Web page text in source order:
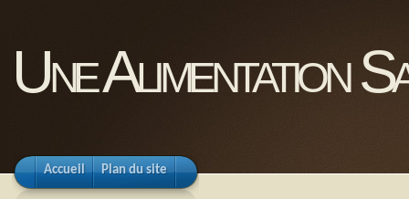
Une Alimentation
Accueil Plan du site